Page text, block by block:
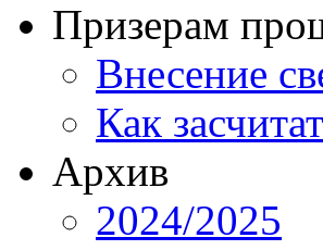
Призерам
Внесение
Как
Архив
2024/2025